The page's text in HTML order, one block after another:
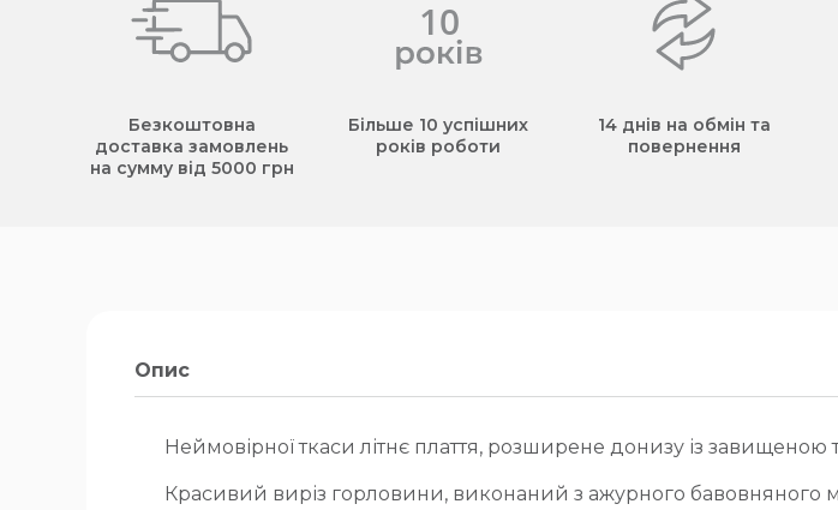
Безкоштовна
доставка замовлень
на сумму від 5000 грн
Більше 10 успішних
років роботи
14 днів на обмін та
повернення
Опис
Неймовірної ткаси літнє плаття, розширене донизу із завищеною
Красивий виріз горловини, виконаний з ажурного бавовняного